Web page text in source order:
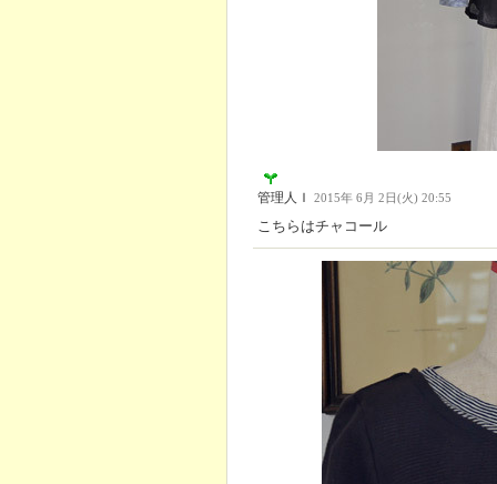
管理人Ｉ 2015年 6月 2日(火) 20:55
こちらはチャコール